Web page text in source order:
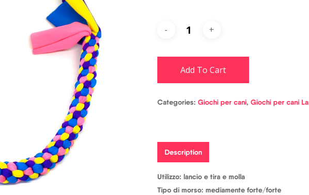
Add To Cart
Categories: Giochi per cani, Giochi per cani
Description
Utilizzo: lancio e tira e molla
Tipo di morso: mediamente forte/forte